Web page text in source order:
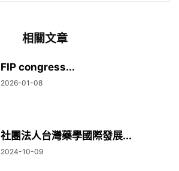
相關文章
FIP congress...
2026-01-08
社團法人台灣藥學國際發展...
2024-10-09